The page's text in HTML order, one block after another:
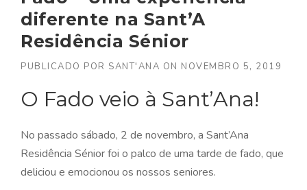
diferente na Sant’A
Residência Sénior
PUBLICADO POR SANT'ANA ON NOVEMBRO 5, 2019
O Fado veio à Sant’Ana!
No passado sábado, 2 de novembro, a Sant’Ana
Residência Sénior foi o palco de uma tarde de fado, que
deliciou e emocionou os nossos seniores.